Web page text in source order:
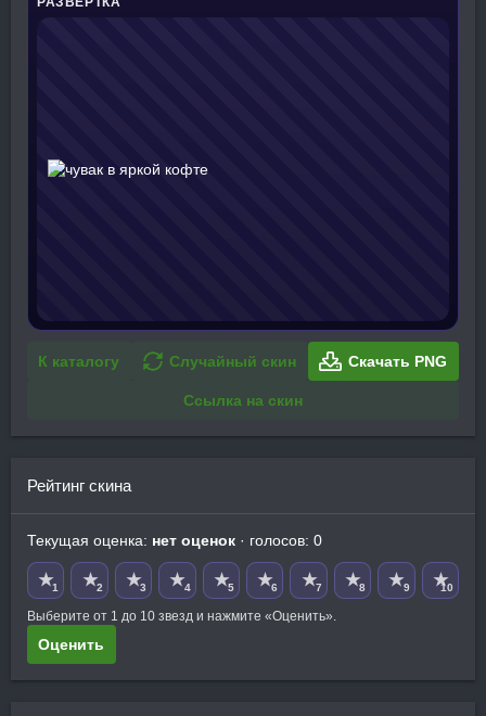
К каталогу Случайный скин Скачать PNG
Ссылка на скин
Рейтинг скина
Текущая оценка: нет оценок · голосов: 0
★1 ★2 ★3 ★4 ★5 ★6 ★7 ★8 ★9 ★10
Выберите от 1 до 10 звезд и нажмите «Оценить».
Оценить